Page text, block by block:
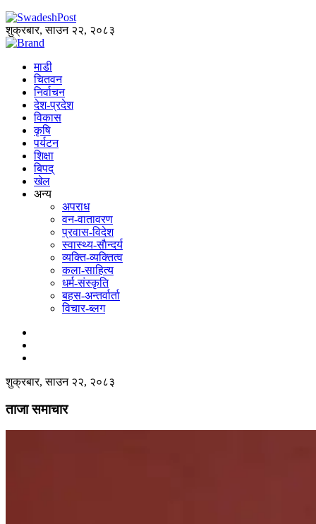
शुक्रबार, साउन २२, २०८३
माडी
चितवन
निर्वाचन
देश-प्रदेश
विकास
कृषि
पर्यटन
शिक्षा
बिपद्
खेल
अन्य
अपराध
वन-वातावरण
प्रवास-विदेश
स्वास्थ्य-साैन्दर्य
व्यक्ति-व्यक्तित्व
कला-साहित्य
धर्म-संस्कृति
बहस-अन्तर्वार्ता
विचार-ब्लग
शुक्रबार, साउन २२, २०८३
ताजा समाचार